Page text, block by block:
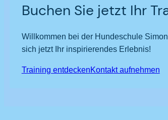
Buchen Sie jetzt Ihr
Willkommen bei der Hundeschule
sich jetzt Ihr inspirierendes Erlebnis!
Training entdeckenKontakt aufnehmen